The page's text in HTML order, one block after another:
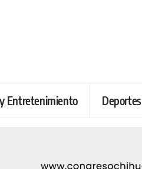
Entretenimiento Deportes